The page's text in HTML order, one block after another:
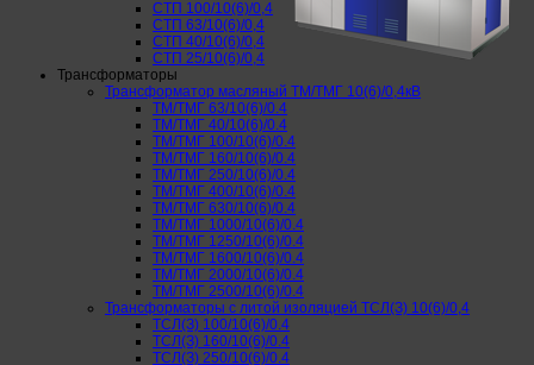
СТП 100/10(6)/0,4
СТП 63/10(6)/0,4
СТП 40/10(6)/0,4
СТП 25/10(6)/0,4
Трансформаторы
Трансформатор масляный ТМ/ТМГ 10(6)/0,4кВ
ТМ/ТМГ 63/10(6)/0.4
ТМ/ТМГ 40/10(6)/0.4
ТМ/ТМГ 100/10(6)/0.4
ТМ/ТМГ 160/10(6)/0.4
ТМ/ТМГ 250/10(6)/0.4
ТМ/ТМГ 400/10(6)/0.4
ТМ/ТМГ 630/10(6)/0.4
ТМ/ТМГ 1000/10(6)/0.4
ТМ/ТМГ 1250/10(6)/0.4
ТМ/ТМГ 1600/10(6)/0.4
ТМ/ТМГ 2000/10(6)/0.4
ТМ/ТМГ 2500/10(6)/0.4
Трансформаторы с литой изоляцией ТСЛ(З) 10(6)/0,4
ТСЛ(З) 100/10(6)/0.4
ТСЛ(З) 160/10(6)/0.4
ТСЛ(З) 250/10(6)/0.4